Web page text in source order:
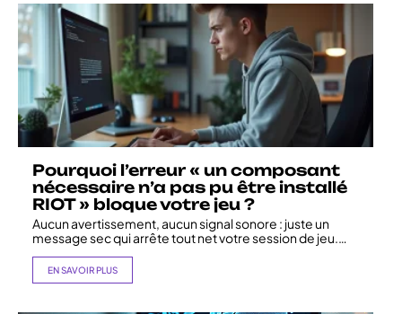
Pourquoi l’erreur « un composant
nécessaire n’a pas pu être installé
RIOT » bloque votre jeu ?
Aucun avertissement, aucun signal sonore : juste un
message sec qui arrête tout net votre session de jeu.…
EN SAVOIR PLUS